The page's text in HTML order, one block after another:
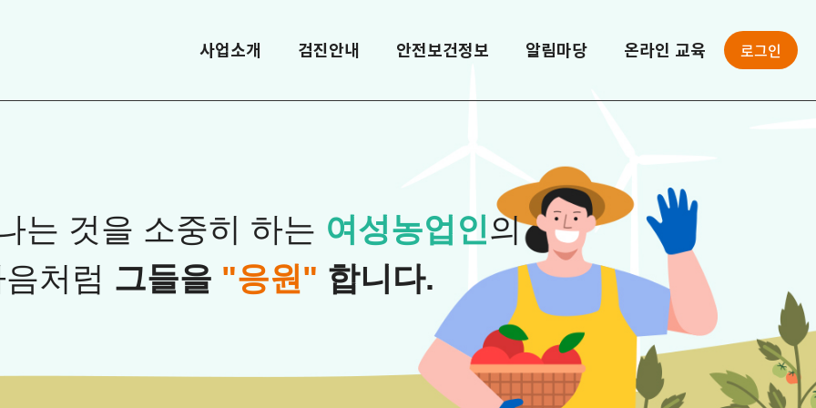
사업소개 검진안내 안전보건정보 알림마당 온라인 교육 로그인
는 것을 소중히 하는 여성농업인의
처럼 그들을 "응원" 합니다.